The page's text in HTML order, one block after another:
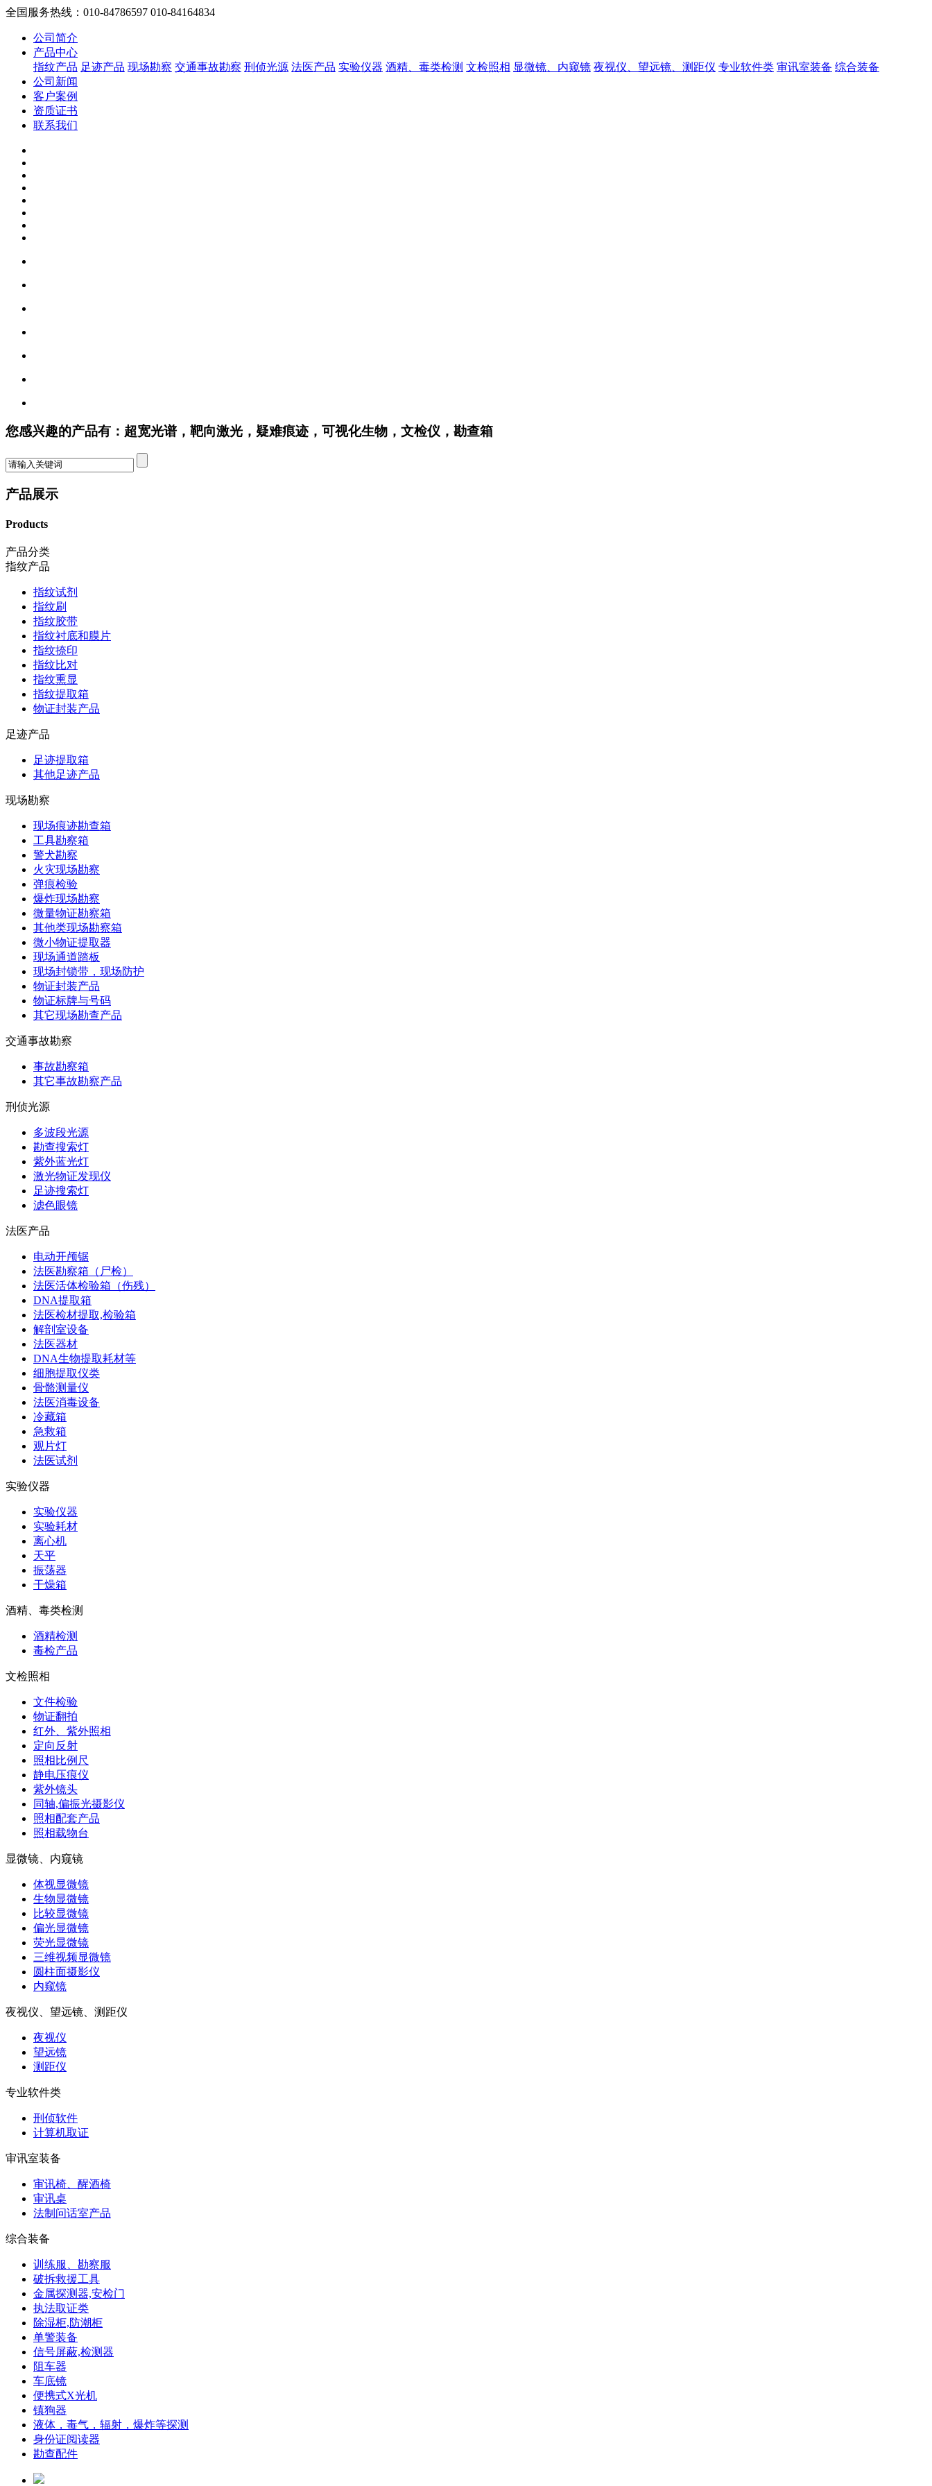
全国服务热线：010-84786597 010-84164834
公司简介
产品中心
指纹产品 足迹产品 现场勘察 交通事故勘察 刑侦光源 法医产品 实验仪器 酒精、毒类检测 文检照相 显微镜、内窥镜 夜视仪、望远镜、测距仪 专业软件类 审讯室装备 综合装备
公司新闻
客户案例
资质证书
联系我们
您感兴趣的产品有：超宽光谱，靶向激光，疑难痕迹，可视化生物，文检仪，勘查箱
产品展示
Products
产品分类
指纹产品
指纹试剂
指纹刷
指纹胶带
指纹衬底和膜片
指纹捺印
指纹比对
指纹熏显
指纹提取箱
物证封装产品
足迹产品
足迹提取箱
其他足迹产品
现场勘察
现场痕迹勘查箱
工具勘察箱
警犬勘察
火灾现场勘察
弹痕检验
爆炸现场勘察
微量物证勘察箱
其他类现场勘察箱
微小物证提取器
现场通道踏板
现场封锁带，现场防护
物证封装产品
物证标牌与号码
其它现场勘查产品
交通事故勘察
事故勘察箱
其它事故勘察产品
刑侦光源
多波段光源
勘查搜索灯
紫外蓝光灯
激光物证发现仪
足迹搜索灯
滤色眼镜
法医产品
电动开颅锯
法医勘察箱（尸检）
法医活体检验箱（伤残）
DNA提取箱
法医检材提取,检验箱
解剖室设备
法医器材
DNA生物提取耗材等
细胞提取仪类
骨骼测量仪
法医消毒设备
冷藏箱
急救箱
观片灯
法医试剂
实验仪器
实验仪器
实验耗材
离心机
天平
振荡器
干燥箱
酒精、毒类检测
酒精检测
毒检产品
文检照相
文件检验
物证翻拍
红外、紫外照相
定向反射
照相比例尺
静电压痕仪
紫外镜头
同轴,偏振光摄影仪
照相配套产品
照相载物台
显微镜、内窥镜
体视显微镜
生物显微镜
比较显微镜
偏光显微镜
荧光显微镜
三维视频显微镜
圆柱面摄影仪
内窥镜
夜视仪、望远镜、测距仪
夜视仪
望远镜
测距仪
专业软件类
刑侦软件
计算机取证
审讯室装备
审讯椅、醒酒椅
审讯桌
法制问话室产品
综合装备
训练服、勘察服
破拆救援工具
金属探测器,安检门
执法取证类
除湿柜,防潮柜
单警装备
信号屏蔽,检测器
阻车器
车底镜
便携式X光机
镇狗器
液体，毒气，辐射，爆炸等探测
身份证阅读器
勘查配件